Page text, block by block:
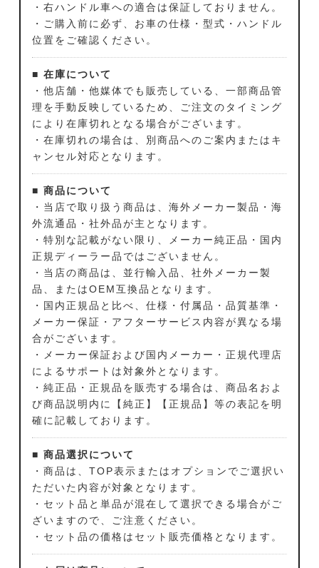
・右ハンドル車への適合は保証しておりません。
・ご購入前に必ず、お車の仕様・型式・ハンドル
位置をご確認ください。
■ 在庫について
・他店舗・他媒体でも販売している、一部商品管
理を手動反映しているため、ご注文のタイミング
により在庫切れとなる場合がございます。
・在庫切れの場合は、別商品へのご案内またはキ
ャンセル対応となります。
■ 商品について
・当店で取り扱う商品は、海外メーカー製品・海
外流通品・社外品が主となります。
・特別な記載がない限り、メーカー純正品・国内
正規ディーラー品ではございません。
・当店の商品は、並行輸入品、社外メーカー製
品、またはOEM互換品となります。
・国内正規品と比べ、仕様・付属品・品質基準・
メーカー保証・アフターサービス内容が異なる場
合がございます。
・メーカー保証および国内メーカー・正規代理店
によるサポートは対象外となります。
・純正品・正規品を販売する場合は、商品名およ
び商品説明内に【純正】【正規品】等の表記を明
確に記載しております。
■ 商品選択について
・商品は、TOP表示またはオプションでご選択い
ただいた内容が対象となります。
・セット品と単品が混在して選択できる場合がご
ざいますので、ご注意ください。
・セット品の価格はセット販売価格となります。